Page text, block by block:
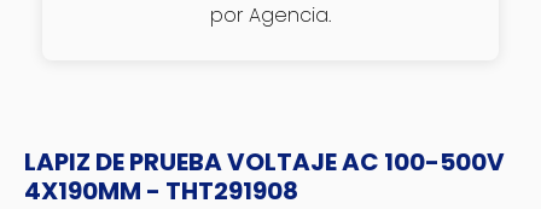
por Agencia.
LAPIZ DE PRUEBA VOLTAJE AC 100-500V
4X190MM - THT291908